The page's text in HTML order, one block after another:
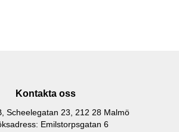
Kontakta oss
Scheelegatan 23, 212 28 Malmö
Emilstorpsgatan 6